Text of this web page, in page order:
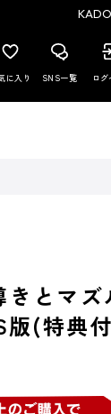
に入り SNS一覧 ロ
とマズ
版(特典